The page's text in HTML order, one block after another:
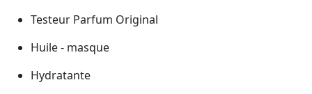
Testeur Parfum Original
Huile - masque
Hydratante